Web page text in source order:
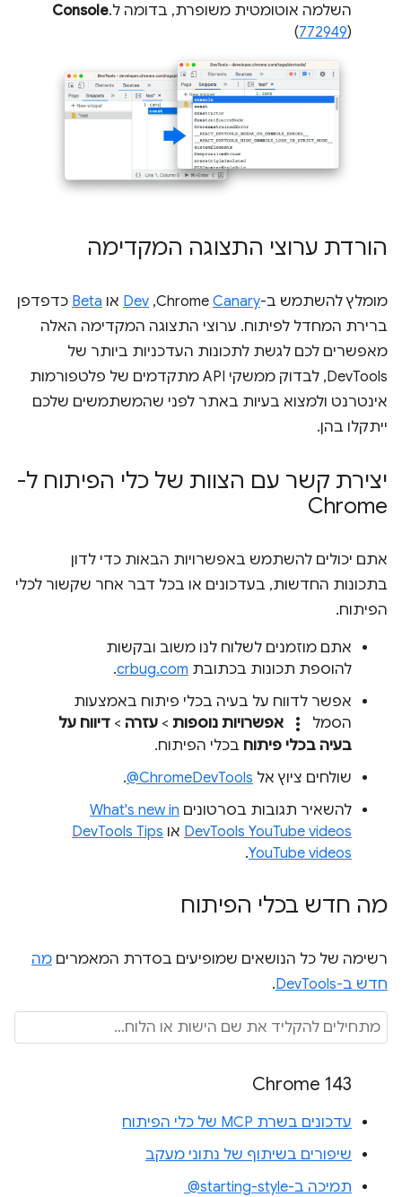
השלמה אוטומטית משופרת, בדומה ל Console.
(772949)
הורדת ערוצי התצוגה המקדימה
מומלץ להשתמש ב-ChromeCanary
,‏
Dev או Beta כדפדפן
ברירת המחדל לפיתוח. ערוצי התצוגה המקדימה האלה
מאפשרים לכם לגשת לתכונות העדכניות ביותר של
DevTools, לבדוק ממשקי API מתקדמים של פלטפורמות
אינטרנט ולמצוא בעיות באתר לפני שהמשתמשים שלכם
ייתקלו בהן.
יצירת קשר עם הצוות של כלי הפיתוח ל-
Chrome
אתם יכולים להשתמש באפשרויות הבאות כדי לדון
בתכונות החדשות, בעדכונים או בכל דבר אחר שקשור לכלי
הפיתוח.
אתם מוזמנים לשלוח לנו משוב ובקשות
להוספת תכונות בכתובת crbug.com
.
אפשר לדווח על בעיה בכלי פיתוח באמצעות
הסמל
more_vert אפשרויות נוספות > עזרה > דיווח על
בעיה בכלי פיתוח בכלי הפיתוח.
שולחים ציוץ אל ‎@ChromeDevTools
.
להשאיר תגובות בסרטונים What's new in
DevTools YouTube videos או DevTools Tips
YouTube videos
.
מה חדש בכלי הפיתוח
רשימה של כל הנושאים שמופיעים בסדרת המאמרים מה
חדש ב-DevTools
.
Chrome 143
עדכונים בשרת MCP של כלי הפיתוח
שיפורים בשיתוף של נתוני מעקב
תמיכה ב-‎ @starting-style